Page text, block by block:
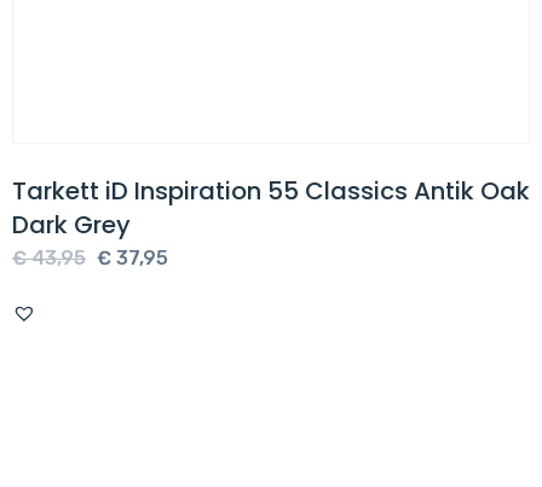
Tarkett iD Inspiration 55 Classics Antik Oak
Dark Grey
€43,95 Oorspronkelijke
€ 37,95